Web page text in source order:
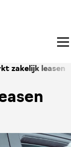
zakelijk leasen